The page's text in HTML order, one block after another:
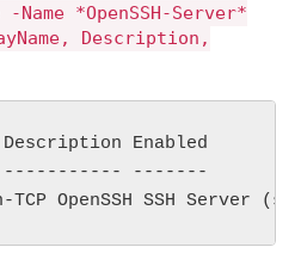
*OpenSSH-Server*
Description,
Description Enabled
-------
TCP OpenSSH SSH Server